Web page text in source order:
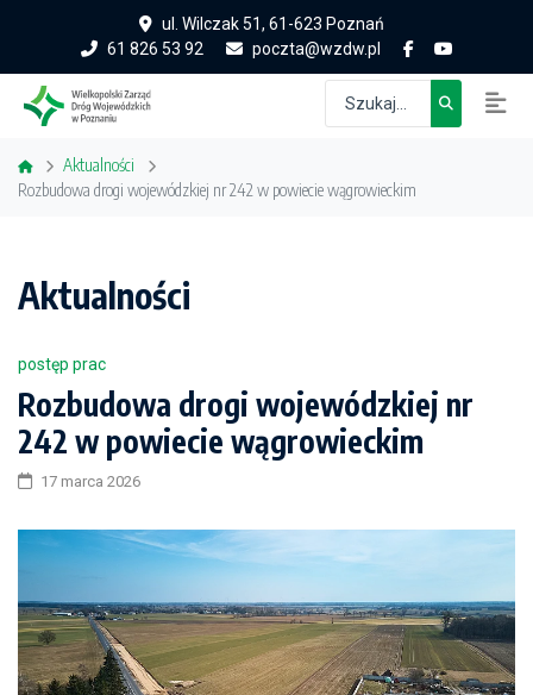
ul. Wilczak 51, 61-623 Poznań
61 826 53 92
poczta@wzdw.pl
Aktualności
Rozbudowa drogi wojewódzkiej nr 242 w powiecie wągrowieckim
Aktualności
postęp prac
Rozbudowa drogi wojewódzkiej nr
242 w powiecie wągrowieckim
17 marca 2026